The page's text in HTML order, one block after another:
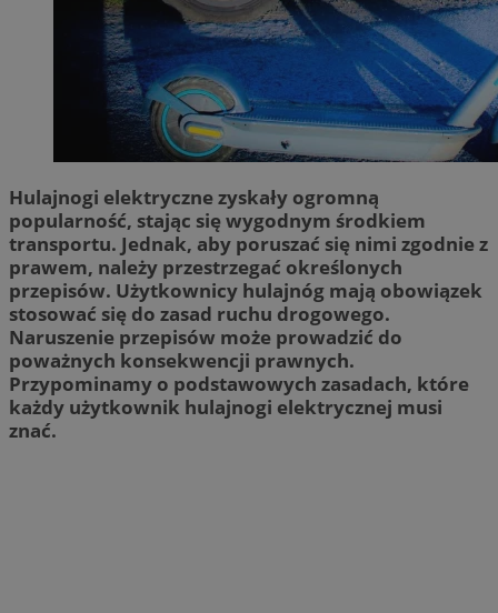
Hulajnogi elektryczne zyskały ogromną
popularność, stając się wygodnym środkiem
transportu. Jednak, aby poruszać się nimi zgodnie z
prawem, należy przestrzegać określonych
przepisów. Użytkownicy hulajnóg mają obowiązek
stosować się do zasad ruchu drogowego.
Naruszenie przepisów może prowadzić do
poważnych konsekwencji prawnych.
Przypominamy o podstawowych zasadach, które
każdy użytkownik hulajnogi elektrycznej musi
znać.